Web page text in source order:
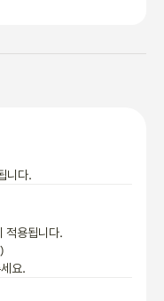
니다.
적용됩니다.
요.